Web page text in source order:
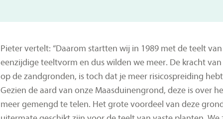
Pieter vertelt: “Daarom startten wij in 1989 met de teelt
eenzijdige teeltvorm en dus wilden we meer. De kracht
op de zandgronden, is toch dat je meer risicospreiding
Gezien de aard van onze Maasduinengrond, deze is over
meer gemengd te telen. Het grote voordeel van deze